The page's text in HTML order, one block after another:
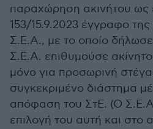
παραχώρηση ακινήτου ως
153/15.9.2023 έγγραφο
Σ.Ε.Α., με το οποίο
Σ.Ε.Α. επιθυμούσε
μόνο για προσωρινή
συγκεκριμένο διάστημα
απόφαση του ΣτΕ. (Ο
επιλογή του αυτή και στο